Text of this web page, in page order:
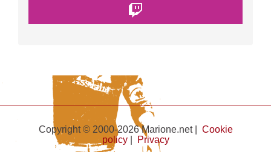
Copyright © 2000-2026 Marione.net | Cookie
policy|
Privacy